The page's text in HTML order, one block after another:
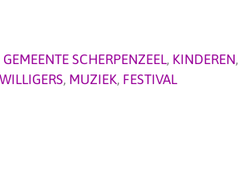
GEMEENTE SCHERPENZEEL, KINDEREN,
, MUZIEK, FESTIVAL